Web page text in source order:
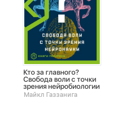
Кто за главного?
Свобода воли с точки
зрения нейробиологии
Майкл Газзанига